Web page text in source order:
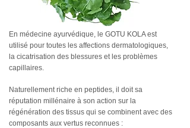
En médecine ayurvédique, le GOTU KOLA est
utilisé pour toutes les affections dermatologiques,
la cicatrisation des blessures et les problèmes
capillaires.
Naturellement riche en peptides, il doit sa
réputation millénaire à son action sur la
régénération des tissus qui se combinent avec des
composants aux vertus reconnues :